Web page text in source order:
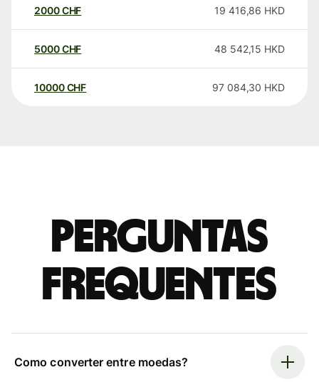
2000CHF 19 416,86 HKD
5000CHF 48 542,15 HKD
10000 CHF 97 084,30 HKD
Perguntas
frequentes
Como converter entre moedas?